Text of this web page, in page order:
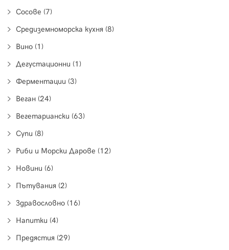
Сосове (7)
Средиземноморска кухня (8)
Вино (1)
Дегустационни (1)
Ферментации (3)
Веган (24)
Вегетариански (63)
Супи (8)
Риби и Морски Дарове (12)
Новини (6)
Пътувания (2)
Здравословно (16)
Напитки (4)
Предястия (29)